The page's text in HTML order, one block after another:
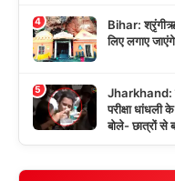
4
Bihar:
लिए लगाए
5
Jharkhand:
परीक्षा
बोले- छात्रों से